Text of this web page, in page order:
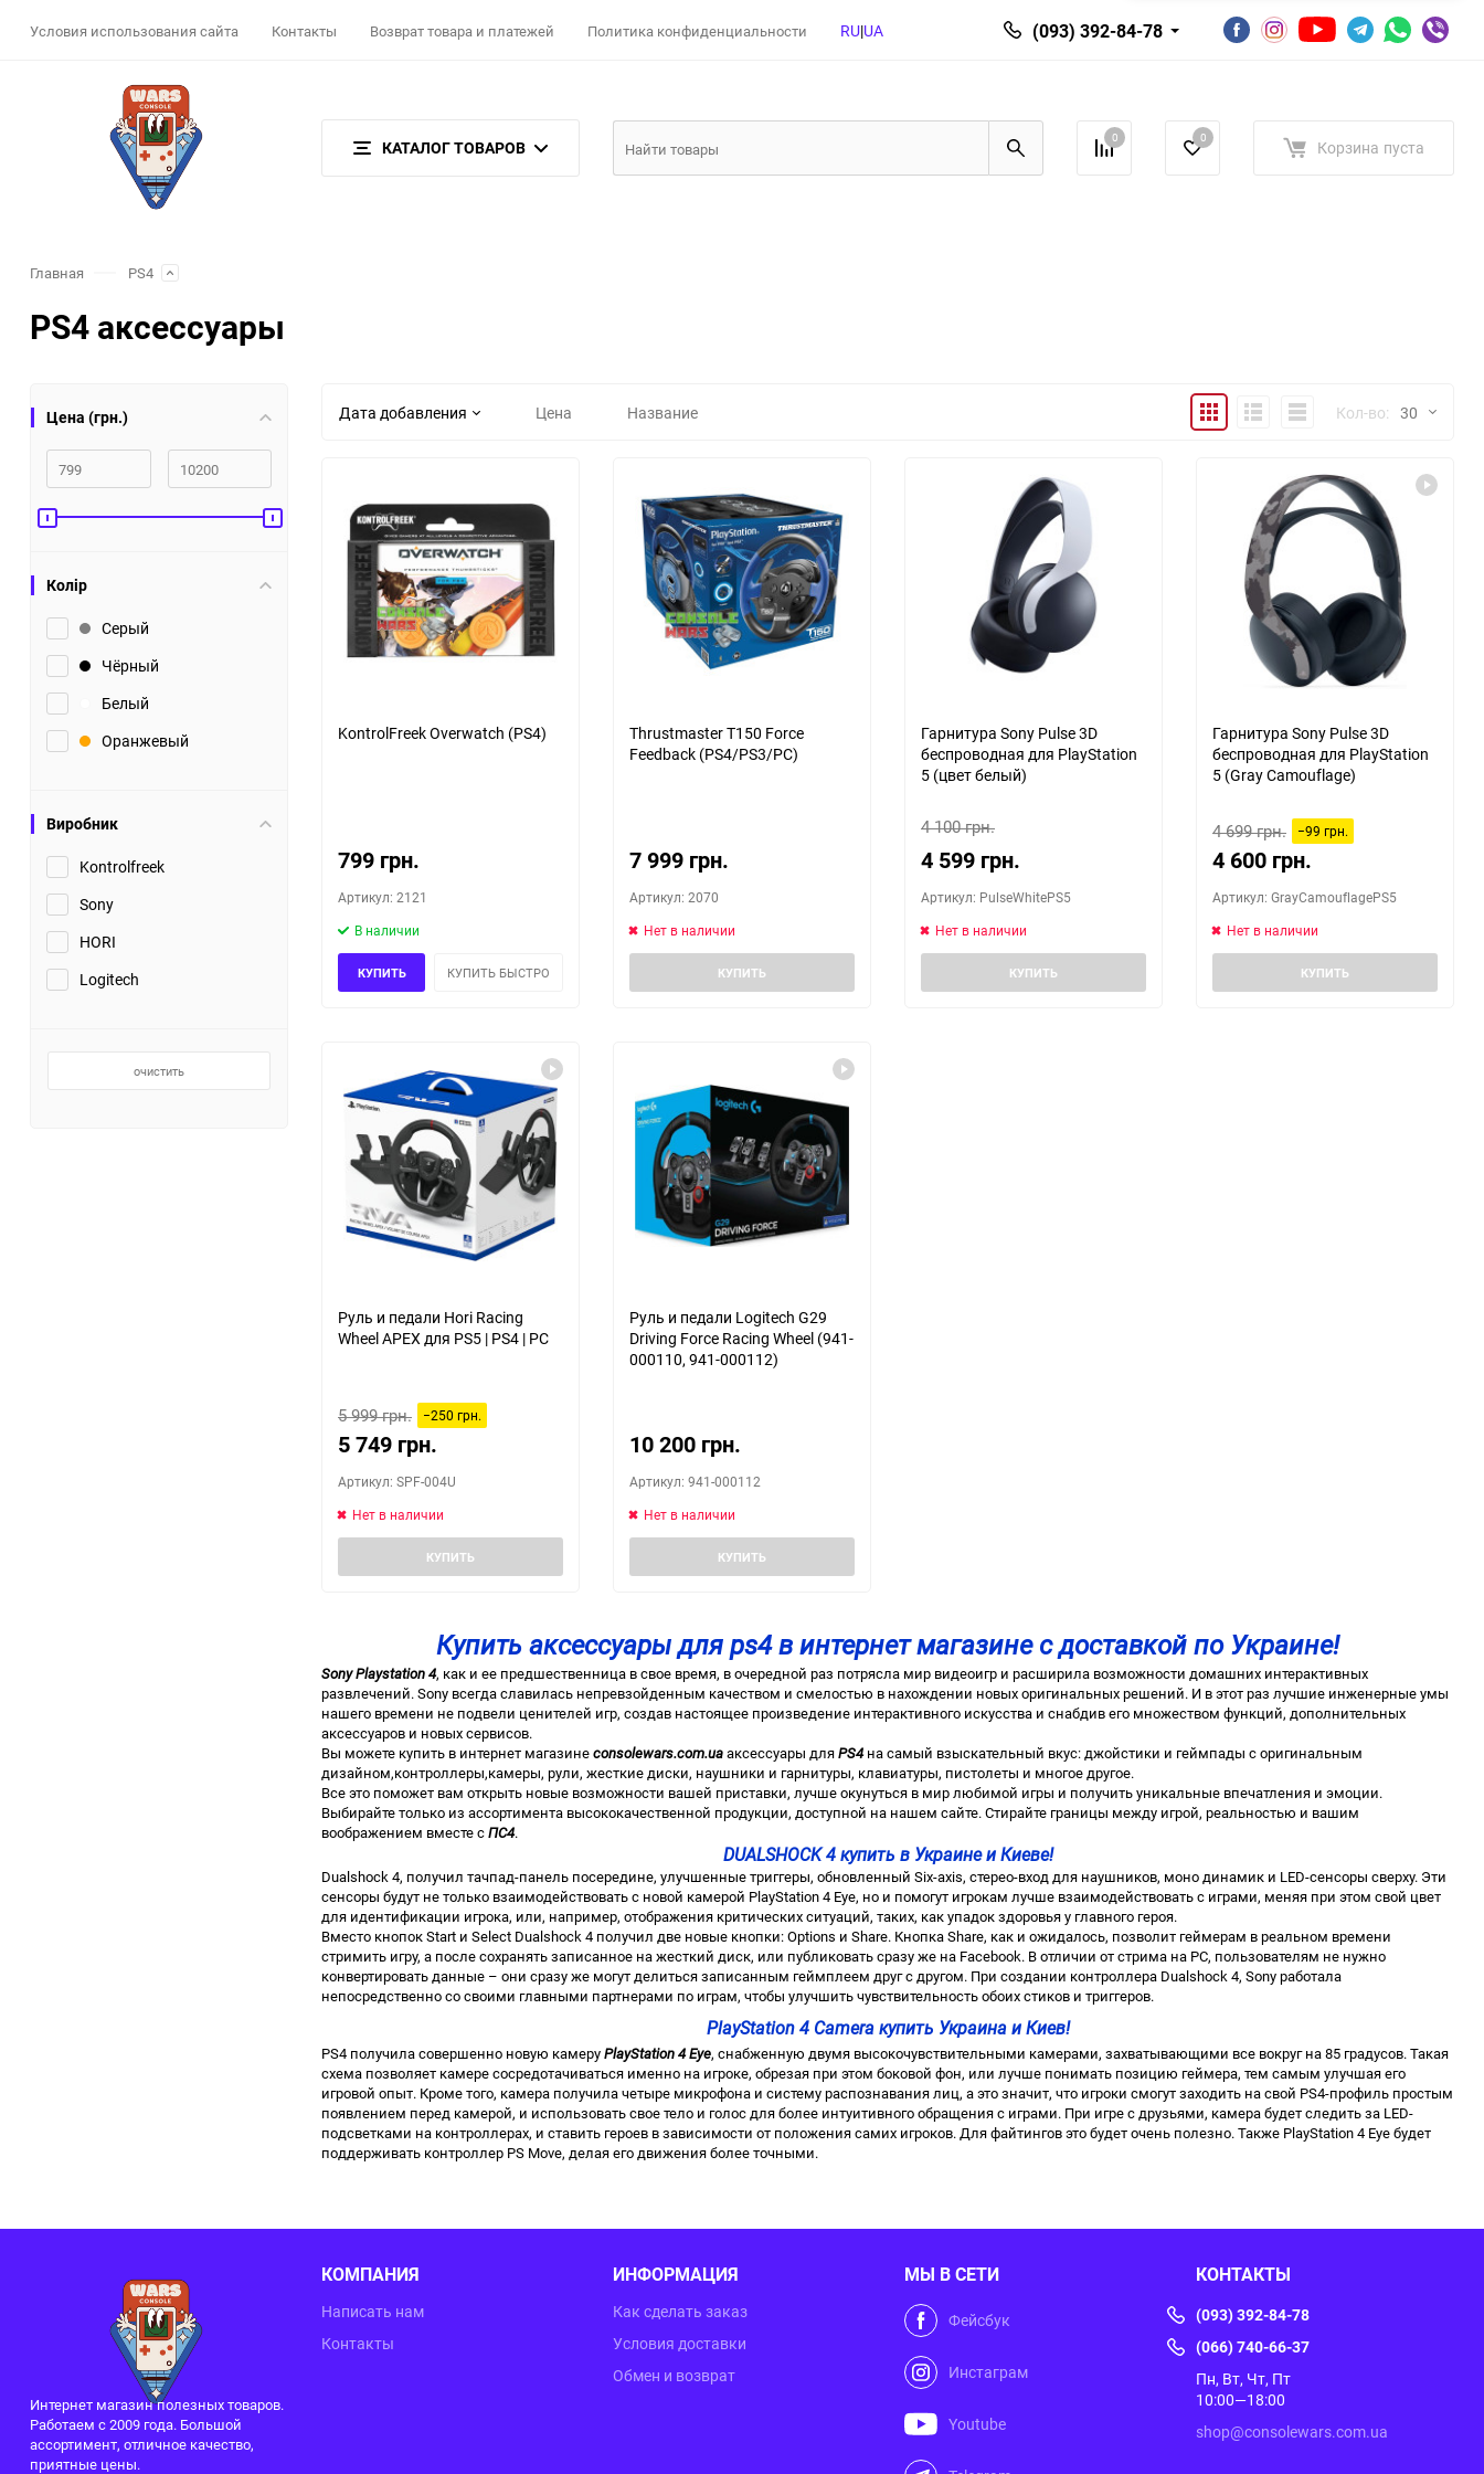
Условия использования сайта Контакты Возврат товара и платежей Политика конфиденциальности RU|UA (093) 392-84-78
КАТАЛОГ ТОВАРОВ 0 0 Корзина пуста
Главная PS4
PS4 аксессуары
Цена (грн.)
Колір
Серый
Чёрный
Белый
Оранжевый
Виробник
Kontrolfreek
Sony
HORI
Logitech
очистить
Дата добавления Цена Название ПлиткаПодробноКомпактноКол-во: 30
30
60
150
KontrolFreek Overwatch (PS4)
799 грн.
Артикул: 2121
В наличии
КУПИТЬ КУПИТЬ БЫСТРО
Thrustmaster T150 Force
Feedback (PS4/PS3/PC)
7 999 грн.
Артикул: 2070
Нет в наличии
КУПИТЬ
Гарнитура Sony Pulse 3D
беспроводная для PlayStation
5 (цвет белый)
4 100 грн.
4 599 грн.
Артикул: PulseWhitePS5
Нет в наличии
КУПИТЬ
Гарнитура Sony Pulse 3D
беспроводная для PlayStation
5 (Gray Camouflage)
4 699 грн. −99 грн.
4 600 грн.
Артикул: GrayCamouflagePS5
Нет в наличии
КУПИТЬ
Руль и педали Hori Racing
Wheel APEX для PS5 | PS4 | PC
5 999 грн. −250 грн.
5 749 грн.
Артикул: SPF-004U
Нет в наличии
КУПИТЬ
Руль и педали Logitech G29
Driving Force Racing Wheel (941-
000110, 941-000112)
10 200 грн.
Артикул: 941-000112
Нет в наличии
КУПИТЬ
Купить аксессуары для ps4 в интернет магазине с доставкой по Украине!
Sony Playstation 4, как и ее предшественница в свое время, в очередной раз потрясла мир видеоигр и расширила возможности домашних интерактивных
развлечений. Sony всегда славилась непревзойденным качеством и смелостью в нахождении новых оригинальных решений. И в этот раз лучшие инженерные умы
нашего времени не подвели ценителей игр, создав настоящее произведение интерактивного искусства и снабдив его множеством функций, дополнительных
аксессуаров и новых сервисов.
Вы можете купить в интернет магазинеconsolewars.com.uaаксессуары дляPS4на самый взыскательный вкус: джойстики и геймпады с оригинальным
дизайном,контроллеры,камеры, рули, жесткие диски, наушники и гарнитуры, клавиатуры, пистолеты и многое другое.
Все это поможет вам открыть новые возможности вашей приставки, лучше окунуться в мир любимой игры и получить уникальные впечатления и эмоции.
Выбирайте только из ассортимента высококачественной продукции, доступной на нашем сайте. Стирайте границы между игрой, реальностью и вашим
воображением вместе сПС4.
DUALSHOCK 4 купить в Украине и Киеве!
Dualshock 4, получил тачпад-панель посередине, улучшенные триггеры, обновленный Six-axis, стерео-вход для наушников, моно динамик и LED-сенсоры сверху. Эти
сенсоры будут не только взаимодействовать с новой камерой PlayStation 4 Eye, но и помогут игрокам лучше взаимодействовать с играми, меняя при этом свой цвет
для идентификации игрока, или, например, отображения критических ситуаций, таких, как упадок здоровья у главного героя.
Вместо кнопок Start и Select Dualshock 4 получил две новые кнопки: Options и Share. Кнопка Share, как и ожидалось, позволит геймерам в реальном времени
стримить игру, а после сохранять записанное на жесткий диск, или публиковать сразу же на Facebook. В отличии от стрима на РС, пользователям не нужно
конвертировать данные – они сразу же могут делиться записанным геймплеем друг с другом. При создании контроллера Dualshock 4, Sony работала
непосредственно со своими главными партнерами по играм, чтобы улучшить чувствительность обоих стиков и триггеров.
PlayStation 4 Camera купить Украина и Киев!
PS4 получила совершенно новую камеруPlayStation 4 Eye, снабженную двумя высокочувствительными камерами, захватывающими все вокруг на 85 градусов. Такая
схема позволяет камере сосредотачиваться именно на игроке, обрезая при этом боковой фон, или лучше понимать позицию геймера, тем самым улучшая его
игровой опыт. Кроме того, камера получила четыре микрофона и систему распознавания лиц, а это значит, что игроки смогут заходить на свой PS4-профиль простым
появлением перед камерой, и использовать свое тело и голос для более интуитивного обращения с играми. При игре с друзьями, камера будет следить за LED-
подсветками на контроллерах, и ставить героев в зависимости от положения самих игроков. Для файтингов это будет очень полезно. Также PlayStation 4 Eye будет
поддерживать контроллер PS Move, делая его движения более точными.
Интернет магазин полезных товаров.
Работаем с 2009 года. Большой
ассортимент, отличное качество,
приятные цены.
КОМПАНИЯ
Написать нам
Контакты
ИНФОРМАЦИЯ
Как сделать заказ
Условия доставки
Обмен и возврат
МЫ В СЕТИ
Фейсбук
Инстаграм
Youtube
КОНТАКТЫ
(093) 392-84-78
(066) 740-66-37
Пн, Вт, Чт, Пт
10:00—18:00
shop@consolewars.com.ua